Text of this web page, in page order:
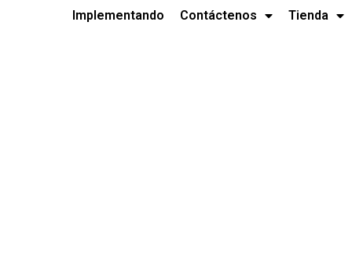
Implementando Contáctenos Tienda